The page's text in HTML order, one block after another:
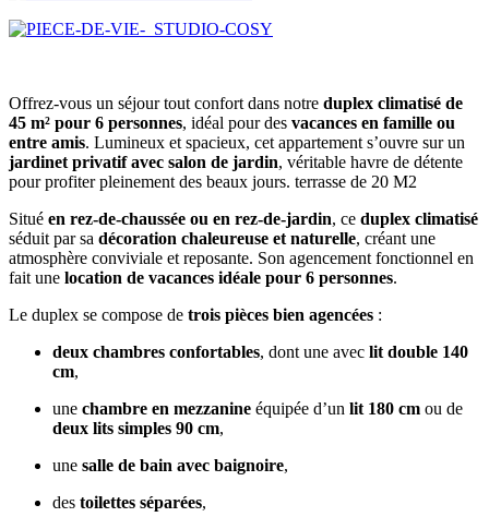
Offrez-vous un séjour tout confort dans notre duplex climatisé de
45 m² pour 6 personnes, idéal pour des vacances en famille ou
entre amis. Lumineux et spacieux, cet appartement s’ouvre sur un
jardinet privatif avec salon de jardin, véritable havre de détente
pour profiter pleinement des beaux jours. terrasse de 20 M2
Situé en rez-de-chaussée ou en rez-de-jardin, ce duplex climatisé
séduit par sa décoration chaleureuse et naturelle, créant une
atmosphère conviviale et reposante. Son agencement fonctionnel en
fait une location de vacances idéale pour 6 personnes.
Le duplex se compose de trois pièces bien agencées :
deux chambres confortables, dont une avec lit double 140
cm,
une chambre en mezzanine équipée d’un lit 180 cm ou de
deux lits simples 90 cm,
une salle de bain avec baignoire,
des toilettes séparées,